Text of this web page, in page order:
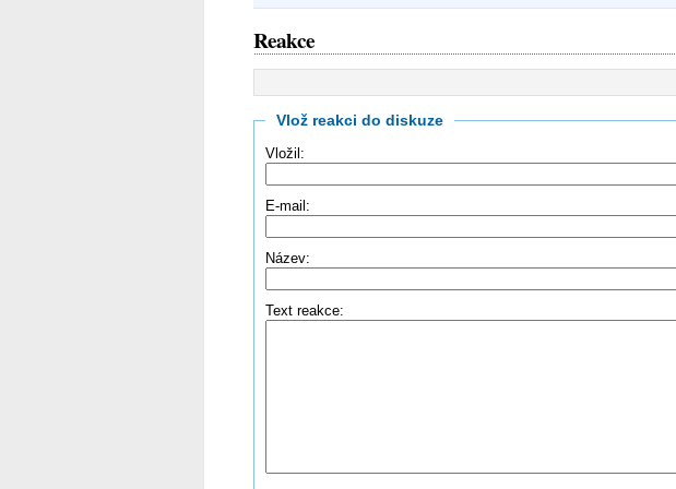
Reakce
Vlož reakci do diskuze
Vložil:
E-mail:
Název:
Text reakce: